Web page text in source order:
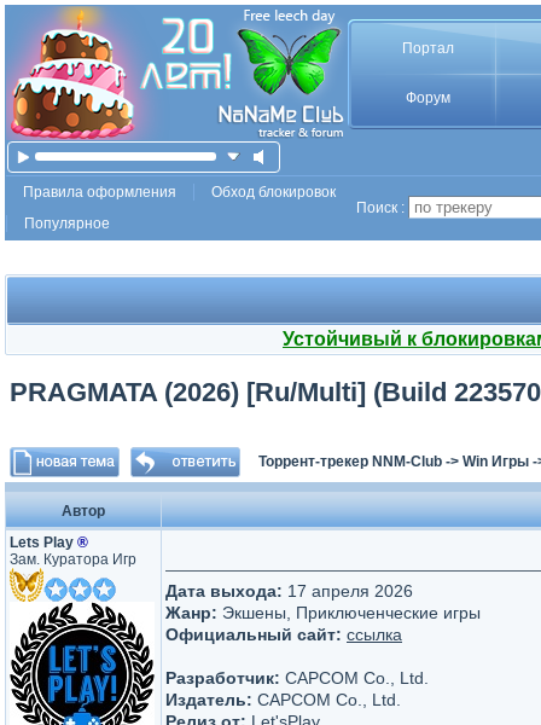
Портал
Форум
Правила оформления
Обход блокировок
Популярное
Поиск :
Устойчивый к
PRAGMATA (2026) [Ru/Multi] (Build
Торрент-трекер NNM-Club -> Win Игры
Автор
Lets Play ®
Зам. Куратора Игр
Дата выхода: 17 апреля 2026
Жанр: Экшены, Приключенческие игры
Официальный сайт: ссылка
Разработчик: CAPCOM Co., Ltd.
Издатель: CAPCOM Co., Ltd.